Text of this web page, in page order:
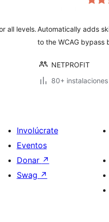
all levels.Automatically adds
to the WCAG bypass
NETPROFIT
80+
Involúcrate
Eventos
Donar ↗
Swag ↗